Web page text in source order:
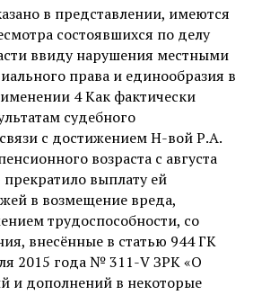
в представлении, имеются
состоявшихся по делу
ввиду нарушения местными
права и единообразия в
4 Как фактически
судебного
связи с достижением Н-вой Р.А.
возраста с августа
выплату ей
в возмещение вреда,
трудоспособности, со
внесённые в статью 944 ГК
2015 года № 311-V ЗРК «О
и дополнений в некоторые